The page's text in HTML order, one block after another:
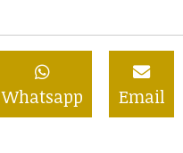
Whatsapp Email